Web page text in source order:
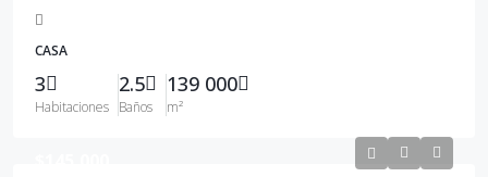
CASA
3
Habitaciones
2.5
Baños
139 000
m²